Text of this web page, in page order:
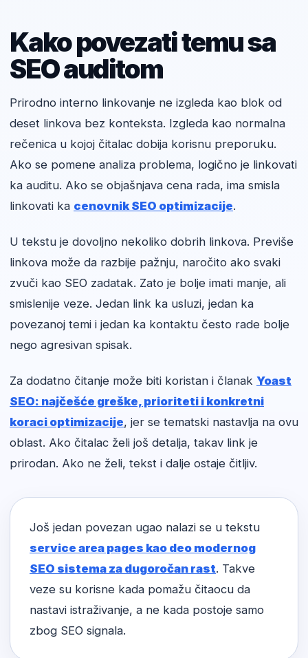
Kako povezati temu sa
SEO auditom
Prirodno interno linkovanje ne izgleda kao blok od
deset linkova bez konteksta. Izgleda kao normalna
rečenica u kojoj čitalac dobija korisnu preporuku.
Ako se pomene analiza problema, logično je linkovati
ka auditu. Ako se objašnjava cena rada, ima smisla
linkovati ka cenovnik SEO optimizacije.
U tekstu je dovoljno nekoliko dobrih linkova. Previše
linkova može da razbije pažnju, naročito ako svaki
zvuči kao SEO zadatak. Zato je bolje imati manje, ali
smislenije veze. Jedan link ka usluzi, jedan ka
povezanoj temi i jedan ka kontaktu često rade bolje
nego agresivan spisak.
Za dodatno čitanje može biti koristan i članak Yoast
SEO: najčešće greške, prioriteti i konkretni
koraci optimizacije, jer se tematski nastavlja na ovu
oblast. Ako čitalac želi još detalja, takav link je
prirodan. Ako ne želi, tekst i dalje ostaje čitljiv.
Još jedan povezan ugao nalazi se u tekstu
service area pages kao deo modernog
SEO sistema za dugoročan rast. Takve
veze su korisne kada pomažu čitaocu da
nastavi istraživanje, a ne kada postoje samo
zbog SEO signala.